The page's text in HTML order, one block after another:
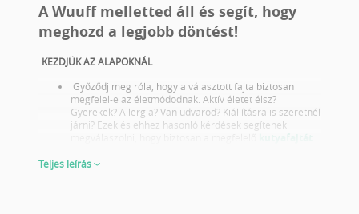
A Wuuff melletted áll és segít, hogy
meghozd a legjobb döntést!
KEZDJÜK AZ ALAPOKNÁL
Győződj meg róla, hogy a választott fajta biztosan
megfelel-e az életmódodnak. Aktív életet élsz?
Gyerekek? Allergia? Van udvarod? Kiállításra is szeretnél
járni? Ezek és ehhez hasonló kérdések segítenek
Tájékozódj a választott fajta egészségügyi problémáiról
Teljes leírás